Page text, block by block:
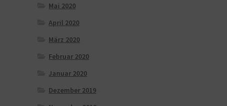
Mai 2020
April 2020
März 2020
Februar 2020
Januar 2020
Dezember 2019